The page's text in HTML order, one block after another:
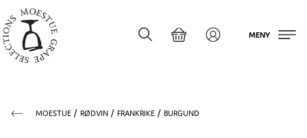
MENY
MOESTUE RØDVIN FRANKRIKE BURGUND